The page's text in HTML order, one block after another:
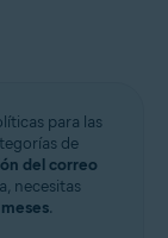
para las
de
del correo
necesitas
.